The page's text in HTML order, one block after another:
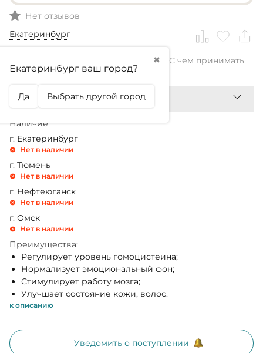
Нет отзывов
Екатеринбург
✖
Екатеринбург ваш город?
Да Выбрать другой город
3 599,99₽ С чем принимать
Наличие
г. Екатеринбург
Нет в наличии
г. Тюмень
Нет в наличии
г. Нефтеюганск
Нет в наличии
г. Омск
Нет в наличии
Преимущества:
Регулирует уровень гомоцистеина;
Нормализует эмоциональный фон;
Стимулирует работу мозга;
Улучшает состояние кожи, волос.
к описанию
Уведомить о поступлении